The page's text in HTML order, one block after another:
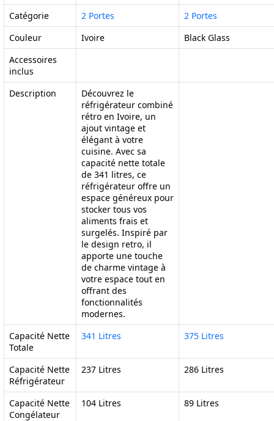
Catégorie 2 Portes
2 Portes
Couleur
Ivoire
Black Glass
Accessoires
inclus
Description
Découvrez le
réfrigérateur combiné
rétro en Ivoire, un
ajout vintage et
élégant à votre
cuisine. Avec sa
capacité nette totale
de 341 litres, ce
réfrigérateur offre un
espace généreux pour
stocker tous vos
aliments frais et
surgelés. Inspiré par
le design retro, il
apporte une touche
de charme vintage à
votre espace tout en
offrant des
fonctionnalités
modernes.
Capacité Nette
Totale
341 Litres 375 Litres
Capacité Nette
Réfrigérateur
237 Litres 286 Litres
Capacité Nette
Congélateur
104 Litres 89 Litres